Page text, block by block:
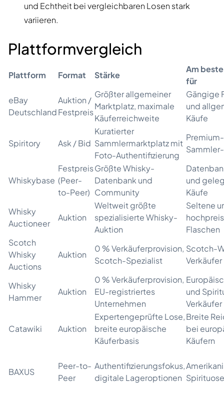
und Echtheit bei vergleichbaren Losen stark
variieren.
Plattformvergleich
Plattform Format Stärke
Am
für
eBay
Deutschland
Auktion /
Festpreis
Größter allgemeiner
Marktplatz, maximale
Käuferreichweite
Gängige
und
Käufe
Spiritory Ask / Bid
Kuratierter
Sammlermarktplatz mit
Foto-Authentifizierung
Whiskybase
Festpreis
(Peer-
to-Peer)
Größte Whisky-
Datenbank und
Community
und
Käufe
Whisky
Auctioneer
Auktion
Weltweit größte
spezialisierte Whisky-
Auktion
Seltene
Flaschen
Scotch
Whisky
Auctions
Auktion
0 % Verkäuferprovision,
Scotch-Spezialist
Scotch-
Verkäufer
Whisky
Hammer
Auktion
0 % Verkäuferprovision,
EU-registriertes
Unternehmen
und
Verkäufer
Catawiki Auktion
Expertengeprüfte Lose,
breite europäische
Käuferbasis
Breite
bei
Käufern
BAXUS
Peer-to-
Peer
Authentifizierungsfokus,
digitale Lageroptionen